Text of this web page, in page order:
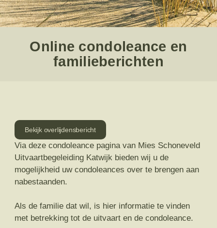
Online condoleance en
familieberichten
Bekijk overlijdensbericht
Via deze condoleance pagina van Mies Schoneveld
Uitvaartbegeleiding Katwijk bieden wij u de
mogelijkheid uw condoleances over te brengen aan
nabestaanden.
Als de familie dat wil, is hier informatie te vinden
met betrekking tot de uitvaart en de condoleance.